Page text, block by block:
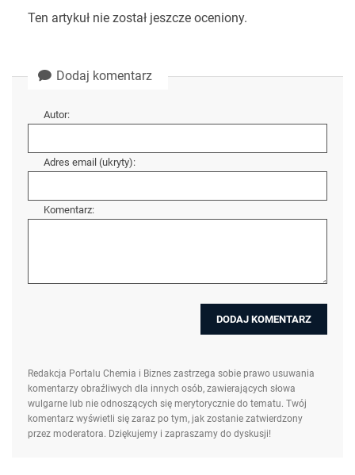
Ten artykuł nie został jeszcze oceniony.
Dodaj komentarz
Autor:
Adres email (ukryty):
Komentarz:
Redakcja Portalu Chemia i Biznes zastrzega sobie prawo usuwania
komentarzy obraźliwych dla innych osób, zawierających słowa
wulgarne lub nie odnoszących się merytorycznie do tematu. Twój
komentarz wyświetli się zaraz po tym, jak zostanie zatwierdzony
przez moderatora. Dziękujemy i zapraszamy do dyskusji!